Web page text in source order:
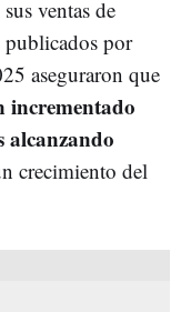
ventas de
publicados por
aseguraron que
incrementado
alcanzando
crecimiento del